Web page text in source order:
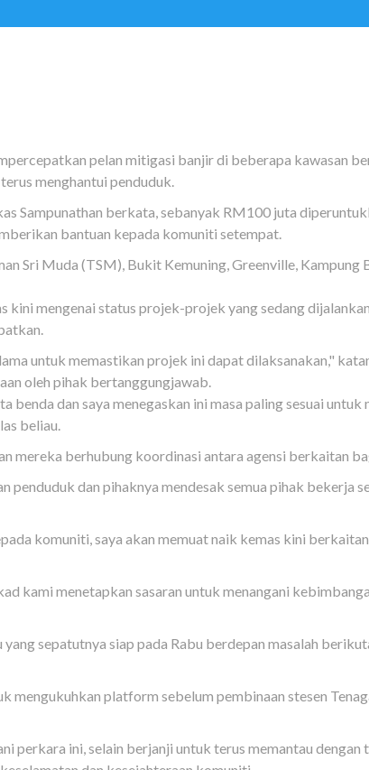
pelan mitigasi banjir di beberapa kawasan
menghantui penduduk.
Sampunathan berkata, sebanyak RM100 juta
bantuan kepada komuniti setempat.
Sri Muda (TSM), Bukit Kemuning, Greenville, Kampung
kini mengenai status projek-projek yang sedang
untuk memastikan projek ini dapat dilaksanakan,"
oleh pihak bertanggungjawab.
dan saya menegaskan ini masa paling sesuai
beliau.
mereka berhubung koordinasi antara agensi berkaitan
dan pihaknya mendesak semua pihak bekerja
komuniti, saya akan memuat naik kemas kini
kami menetapkan sasaran untuk menangani
sepatutnya siap pada Rabu berdepan masalah
mengukuhkan platform sebelum pembinaan stesen
perkara ini, selain berjanji untuk terus memantau